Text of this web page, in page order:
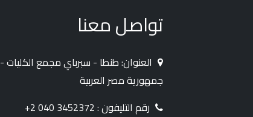
تواصل معنا
العنوان: طنطا - سبرباي مجمع الكليات -
جمهورية مصر العربية
رقم التليفون : 3452372 040 2+